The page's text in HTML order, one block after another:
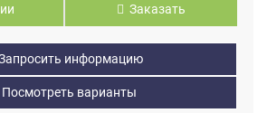
Заказать
информацию
Посмотреть варианты